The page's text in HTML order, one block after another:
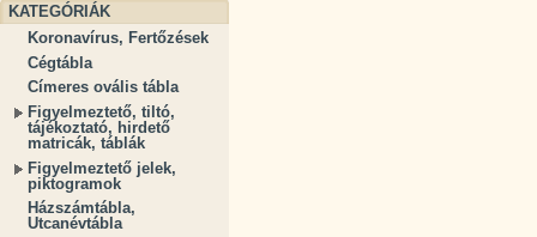
KATEGÓRIÁK
Koronavírus, Fertőzések
Cégtábla
Címeres ovális tábla
Figyelmeztető, tiltó,
tájékoztató, hirdető
matricák, táblák
Figyelmeztető jelek,
piktogramok
Házszámtábla,
Utcanévtábla